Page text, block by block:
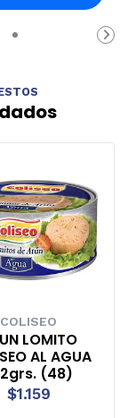
Carro
COLISEO
LOMITO
AL AGUA
(48)
$1.159